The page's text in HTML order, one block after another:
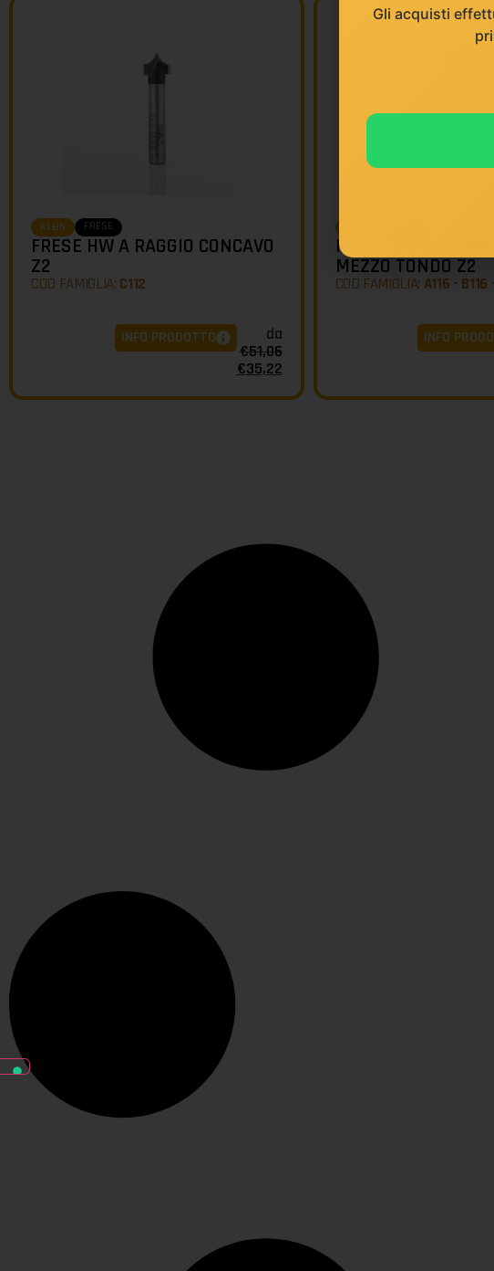
KLEIN FRESE
FRESE HW A RAGGIO CONCAVO
Z2
COD FAMIGLIA: C112
da
€51,06
€35,22
INFO PRODOTTO
FRESE HW
MEZZO TONDO Z2
COD FAMIGLIA: A116 - B116
INFO
Gli acquisti